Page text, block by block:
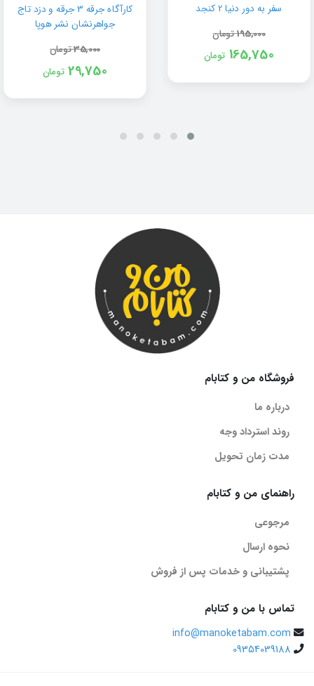
سفر به دور دنیا 2 کنجد
195,000تومان
165,750 تومان
کارآگاه جرقه 3 جرقه و دزد تاج
جواهرنشان نشر هوپا
35,000تومان
29,750 تومان
فروشگاه من و کتابام
درباره ما
روند استرداد وجه
مدت زمان تحویل
راهنمای من و کتابام
مرجوعی
نحوه ارسال
پشتیبانی و خدمات پس از فروش
تماس با من و کتابام
info@manoketabam.com
09354039188